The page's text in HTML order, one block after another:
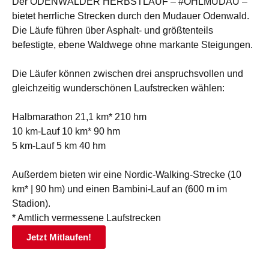
bietet herrliche Strecken durch den Mudauer Odenwald.
Die Läufe führen über Asphalt- und größtenteils
befestigte, ebene Waldwege ohne markante Steigungen.
Die Läufer können zwischen drei anspruchsvollen und
gleichzeitig wunderschönen Laufstrecken wählen:
Halbmarathon 21,1 km* 210 hm
10 km-Lauf 10 km* 90 hm
5 km-Lauf 5 km 40 hm
Außerdem bieten wir eine Nordic-Walking-Strecke (10
km* | 90 hm) und einen Bambini-Lauf an (600 m im
Stadion).
* Amtlich vermessene Laufstrecken
Jetzt Mitlaufen!